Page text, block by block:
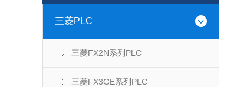
三菱PLC
三菱FX2N系列PLC
三菱FX3GE系列PLC